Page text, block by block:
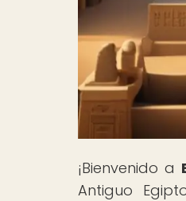
¡Bienvenido a
Antiguo